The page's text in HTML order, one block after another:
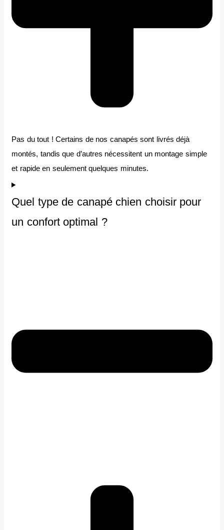
Pas du tout ! Certains de nos canapés sont livrés déjà
montés, tandis que d’autres nécessitent un montage simple
et rapide en seulement quelques minutes.
Quel type de canapé chien choisir pour
un confort optimal ?